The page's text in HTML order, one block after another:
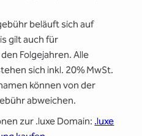
beläuft sich auf
gilt auch für
Folgejahren. Alle
sich inkl. 20% MwSt.
können von der
abweichen.
zur .luxe Domain: .luxe